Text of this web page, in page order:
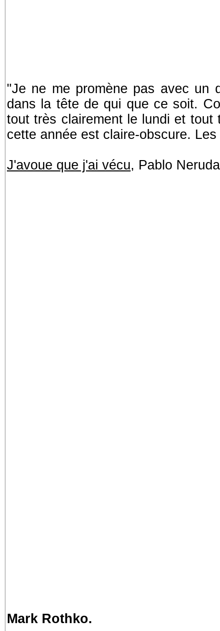
"Je ne me promène pas avec un
dans la tête de qui que ce soit.
tout très clairement le lundi et
cette année est claire-obscure.
J'avoue que j'ai vécu, Pablo
Mark Rothko.